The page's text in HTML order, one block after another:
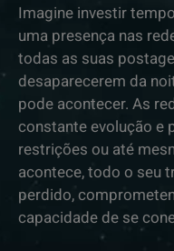
Imagine investir
uma presença nas
todas as suas
desaparecerem da
pode acontecer. As
constante evolução e
restrições ou até
acontece, todo o seu
perdido,
capacidade de se